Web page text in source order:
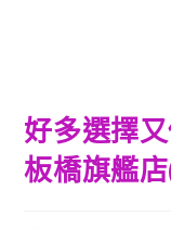
好多選擇
板橋旗艦